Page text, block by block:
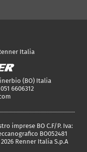
Italia
(BO) Italia
6606312
imprese BO C.F/P. Iva:
BO052481
Renner Italia S.p.A